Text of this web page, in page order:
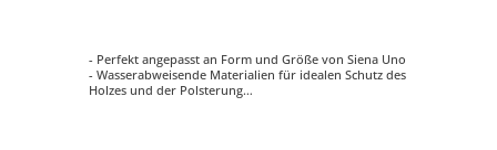
- Perfekt angepasst an Form und Größe von Siena Uno
- Wasserabweisende Materialien für idealen Schutz des
Holzes und der Polsterung